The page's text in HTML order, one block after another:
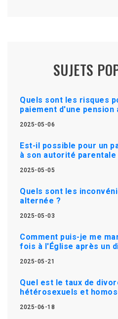
SUJETS
Quels sont les risques
paiement d'une pension
2025-05-06
Est-il possible pour un
à son autorité parentale
2025-05-05
Quels sont les
alternée ?
2025-05-03
Comment puis-je me
fois à l'Église après un
2025-05-21
Quel est le taux de
hétérosexuels et
2025-06-18